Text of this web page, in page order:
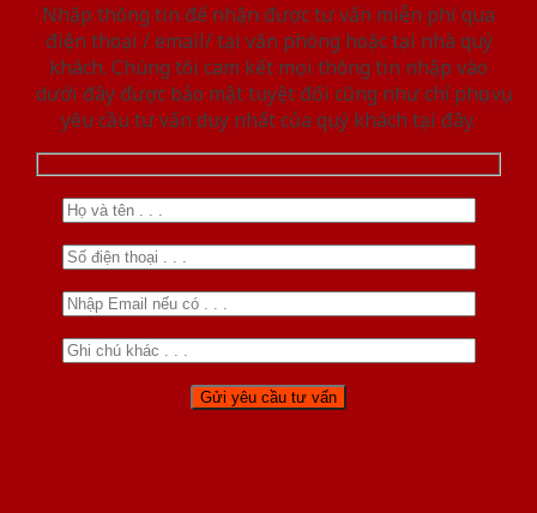
Nhập thông tin để nhận được tư vấn miễn phí qua
điện thoại / email/ tại văn phòng hoặc tại nhà quý
khách. Chúng tôi cam kết mọi thông tin nhập vào
dưới đây được bảo mật tuyệt đối cũng như chỉ phục vụ
yêu cầu tư vấn duy nhất của quý khách tại đây.